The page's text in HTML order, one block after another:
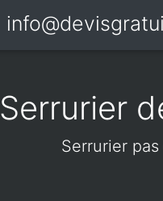
Serrurier
Serrurier